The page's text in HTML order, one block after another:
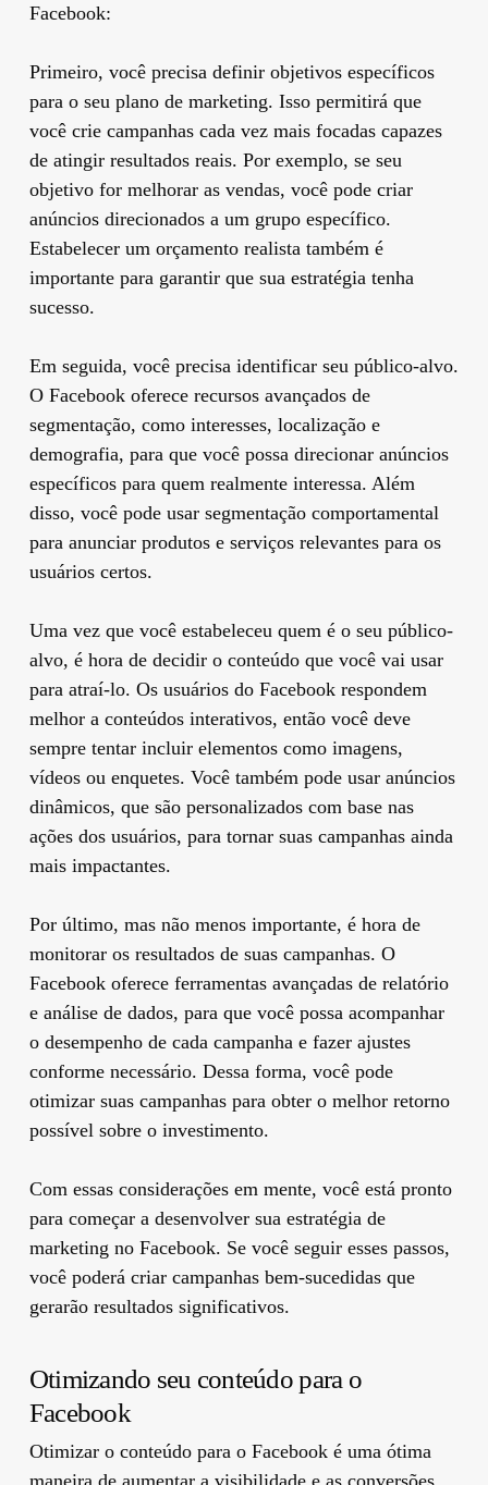
Facebook:
Primeiro, você precisa definir objetivos específicos
para o seu plano de marketing. Isso permitirá que
você crie campanhas cada vez mais focadas capazes
de atingir resultados reais. Por exemplo, se seu
objetivo for melhorar as vendas, você pode criar
anúncios direcionados a um grupo específico.
Estabelecer um orçamento realista também é
importante para garantir que sua estratégia tenha
sucesso.
Em seguida, você precisa identificar seu público-alvo.
O Facebook oferece recursos avançados de
segmentação, como interesses, localização e
demografia, para que você possa direcionar anúncios
específicos para quem realmente interessa. Além
disso, você pode usar segmentação comportamental
para anunciar produtos e serviços relevantes para os
usuários certos.
Uma vez que você estabeleceu quem é o seu público-
alvo, é hora de decidir o conteúdo que você vai usar
para atraí-lo. Os usuários do Facebook respondem
melhor a conteúdos interativos, então você deve
sempre tentar incluir elementos como imagens,
vídeos ou enquetes. Você também pode usar anúncios
dinâmicos, que são personalizados com base nas
ações dos usuários, para tornar suas campanhas ainda
mais impactantes.
Por último, mas não menos importante, é hora de
monitorar os resultados de suas campanhas. O
Facebook oferece ferramentas avançadas de relatório
e análise de dados, para que você possa acompanhar
o desempenho de cada campanha e fazer ajustes
conforme necessário. Dessa forma, você pode
otimizar suas campanhas para obter o melhor retorno
possível sobre o investimento.
Com essas considerações em mente, você está pronto
para começar a desenvolver sua estratégia de
marketing no Facebook. Se você seguir esses passos,
você poderá criar campanhas bem-sucedidas que
gerarão resultados significativos.
Otimizando seu conteúdo para o
Facebook
Otimizar o conteúdo para o Facebook é uma ótima
maneira de aumentar a visibilidade e as conversões.